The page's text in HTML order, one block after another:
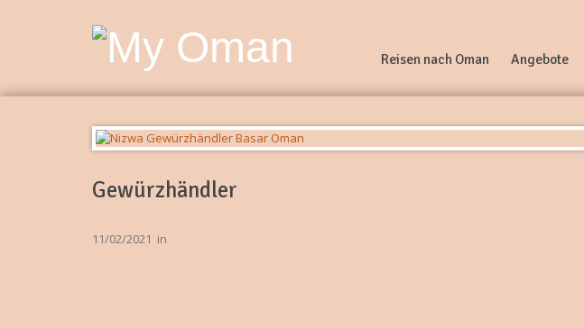
Reisen nach Oman Angebote
Gewürzhändler
11/02/2021 in